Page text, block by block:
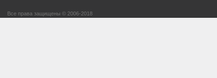
Все права защищены © 2006-2018